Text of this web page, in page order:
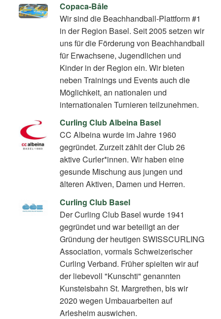
Copaca-Bâle
Wir sind die Beachhandball-Plattform #1
in der Region Basel. Seit 2005 setzen wir
uns für die Förderung von Beachhandball
für Erwachsene, Jugendlichen und
Kinder in der Region ein. Wir bieten
neben Trainings und Events auch die
Möglichkeit, an nationalen und
internationalen Turnieren teilzunehmen.
Curling Club Albeina Basel
CC Albeina wurde im Jahre 1960
gegründet. Zurzeit zählt der Club 26
aktive Curler*innen. Wir haben eine
gesunde Mischung aus jungen und
älteren Aktiven, Damen und Herren.
Curling Club Basel
Der Curling Club Basel wurde 1941
gegründet und war beteiligt an der
Gründung der heutigen SWISSCURLING
Association, vormals Schweizerischer
Curling Verband. Früher spielten wir auf
der liebevoll "Kunschti" genannten
Kunsteisbahn St. Margrethen, bis wir
2020 wegen Umbauarbeiten auf
Arlesheim auswichen.